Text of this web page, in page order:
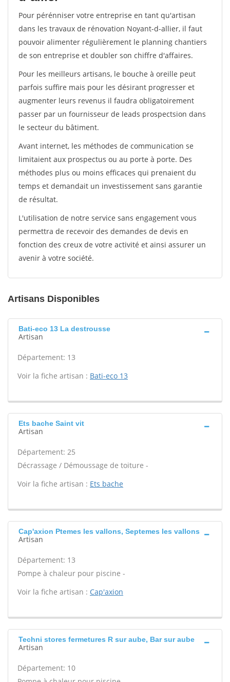
Pour pérénniser votre entreprise en tant qu'artisan
dans les travaux de rénovation Noyant-d-allier, il faut
pouvoir alimenter régulièrement le planning chantiers
de son entreprise et doubler son chiffre d'affaires.
Pour les meilleurs artisans, le bouche à oreille peut
parfois suffire mais pour les désirant progresser et
augmenter leurs revenus il faudra obligatoirement
passer par un fournisseur de leads prospectsion dans
le secteur du bâtiment.
Avant internet, les méthodes de communication se
limitaient aux prospectus ou au porte à porte. Des
méthodes plus ou moins efficaces qui prenaient du
temps et demandait un investissement sans garantie
de résultat.
L'utilisation de notre service sans engagement vous
permettra de recevoir des demandes de devis en
fonction des creux de votre activité et ainsi assurer un
avenir à votre société.
Artisans Disponibles
Bati-eco 13 La destrousse
Artisan
Département: 13
Voir la fiche artisan : Bati-eco 13
Ets bache Saint vit
Artisan
Département: 25
Décrassage / Démoussage de toiture -
Voir la fiche artisan : Ets bache
Cap'axion Ptemes les vallons, Septemes les vallons
Artisan
Département: 13
Pompe à chaleur pour piscine -
Voir la fiche artisan : Cap'axion
Techni stores fermetures R sur aube, Bar sur aube
Artisan
Département: 10